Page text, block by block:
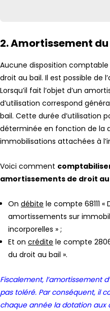
2. Amortissement
Aucune disposition comptable
droit au bail. Il est possible de
Lorsqu’il fait l’objet d’un
d’utilisation correspond
bail. Cette durée d’utilisation
déterminée en fonction de la
immobilisations attachées à
Voici comment
amortissements de droit
On débite le compte 68111
amortissements sur
incorporelles » ;
Et on crédite le compte
du droit au bail ».
Fiscalement, l’amortissement
pas toléré. Par conséquent, il
chaque année la dotation aux